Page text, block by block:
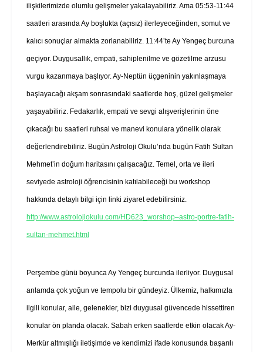
ilişkilerimizde olumlu gelişmeler yakalayabiliriz. Ama 05:53-11:44
saatleri arasında Ay boşlukta (açısız) ilerleyeceğinden, somut ve
kalıcı sonuçlar almakta zorlanabiliriz. 11:44’te Ay Yengeç burcuna
geçiyor. Duygusallık, empati, sahiplenilme ve gözetilme arzusu
vurgu kazanmaya başlıyor. Ay-Neptün üçgeninin yakınlaşmaya
başlayacağı akşam sonrasındaki saatlerde hoş, güzel gelişmeler
yaşayabiliriz. Fedakarlık, empati ve sevgi alışverişlerinin öne
çıkacağı bu saatleri ruhsal ve manevi konulara yönelik olarak
değerlendirebiliriz. Bugün Astroloji Okulu’nda bugün Fatih Sultan
Mehmet’in doğum haritasını çalışacağız. Temel, orta ve ileri
seviyede astroloji öğrencisinin katılabileceği bu workshop
hakkında detaylı bilgi için linki ziyaret edebilirsiniz.
http://www.astrolojiokulu.com/HD623_worshop–astro-portre-fatih-
sultan-mehmet.html
Perşembe günü boyunca Ay Yengeç burcunda ilerliyor. Duygusal
anlamda çok yoğun ve tempolu bir gündeyiz. Ülkemiz, halkımızla
ilgili konular, aile, gelenekler, bizi duygusal güvencede hissettiren
konular ön planda olacak. Sabah erken saatlerde etkin olacak Ay-
Merkür altmışlığı iletişimde ve kendimizi ifade konusunda başarılı